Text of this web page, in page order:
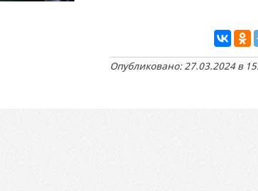
Опубликовано: 27.03.2024 в